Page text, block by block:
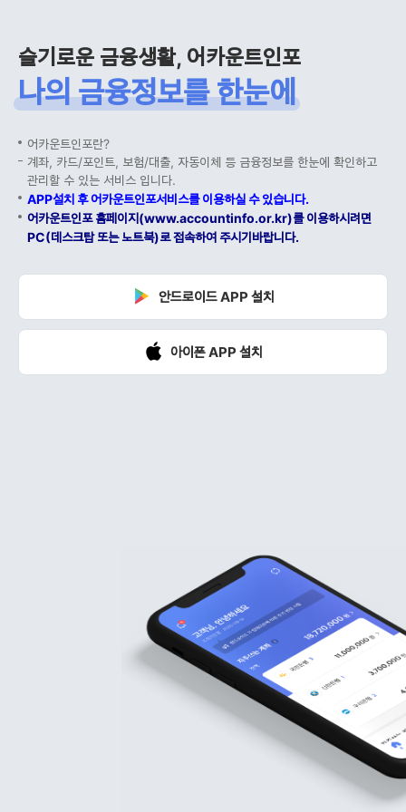
슬기로운 금융생활, 어카운트인포
나의 금융정보를 한눈에
어카운트인포란?
계좌, 카드/포인트, 보험/대출, 자동이체 등 금융정보를 한눈에 확인하고
관리할 수 있는 서비스 입니다.
APP설치 후 어카운트인포서비스를 이용하실 수 있습니다.
어카운트인포 홈페이지(www.accountinfo.or.kr)를 이용하시려면
PC(데스크탑 또는 노트북)로 접속하여 주시기바랍니다.
안드로이드 APP 설치
아이폰 APP 설치